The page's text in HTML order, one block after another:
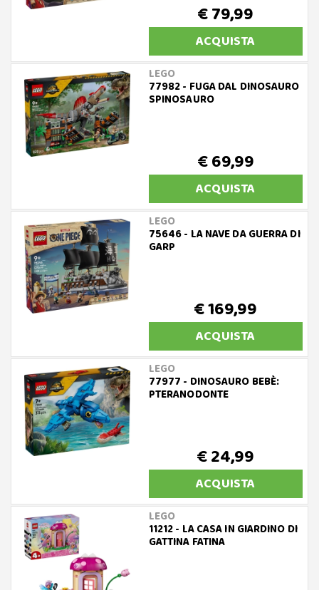
€ 79,99
ACQUISTA
LEGO
77982 - FUGA DAL DINOSAURO
SPINOSAURO
€ 69,99
ACQUISTA
LEGO
75646 - LA NAVE DA GUERRA DI
GARP
€ 169,99
ACQUISTA
LEGO
77977 - DINOSAURO BEBÈ:
PTERANODONTE
€ 24,99
ACQUISTA
LEGO
11212 - LA CASA IN GIARDINO DI
GATTINA FATINA